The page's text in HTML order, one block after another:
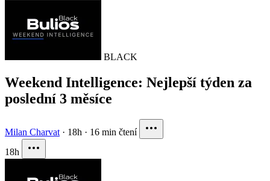
BLACK
Weekend Intelligence: Nejlepší týden za
poslední 3 měsíce
Milan Charvat · 18h · 16 min čtení
18h